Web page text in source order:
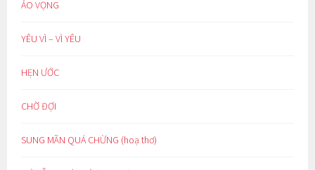
ẢO VỌNG
YÊU VÌ – VÌ YÊU
HẸN ƯỚC
CHỜ ĐỢI
SUNG MÃN QUÁ CHỪNG (hoạ thơ)